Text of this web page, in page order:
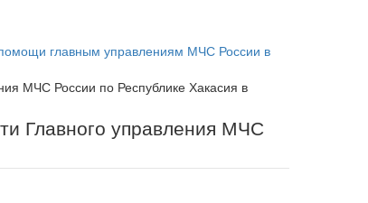
главным управлениям МЧС России в
МЧС России по Республике Хакасия в
Главного управления МЧС